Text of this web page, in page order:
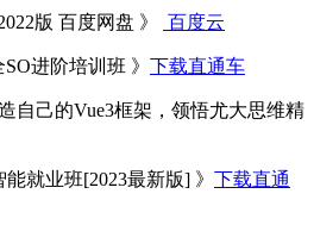
版 百度网盘 》 百度云
进阶培训班 》 下载直通车
自己的Vue3框架，领悟尤大思维精
就业班[2023最新版] 》 下载直通